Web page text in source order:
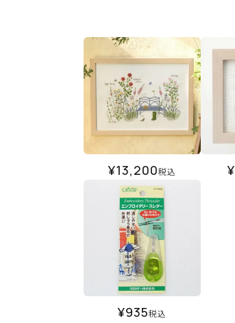
¥13,200税込 ¥
¥935税込